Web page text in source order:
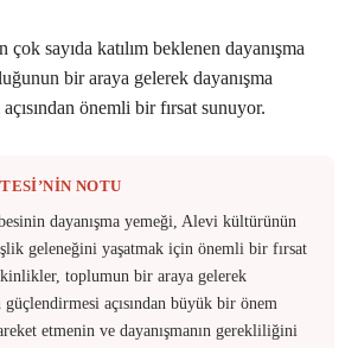
sayıda katılım beklenen dayanışma
bir araya gelerek dayanışma
önemli bir fırsat sunuyor.
NOTU
dayanışma yemeği, Alevi kültürünün
geleneğini yaşatmak için önemli bir fırsat
toplumun bir araya gelerek
güçlendirmesi açısından büyük bir önem
etmenin ve dayanışmanın gerekliliğini